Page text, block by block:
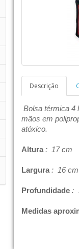
Descrição
Bolsa térmica 4
mãos em
atóxico.
Altura: 17 cm
Largura: 16 cm
Profundidade:
Medidas